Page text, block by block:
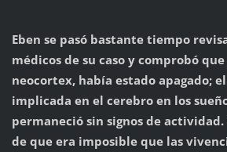
Eben se pasó bastante tiempo
médicos de su caso y comprobó
neocortex, había estado apagado;
implicada en el cerebro en los
permaneció sin signos de actividad.
de que era imposible que las